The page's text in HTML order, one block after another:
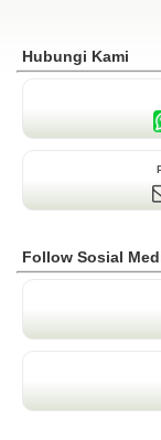
Hubungi Kami
Follow Sosial